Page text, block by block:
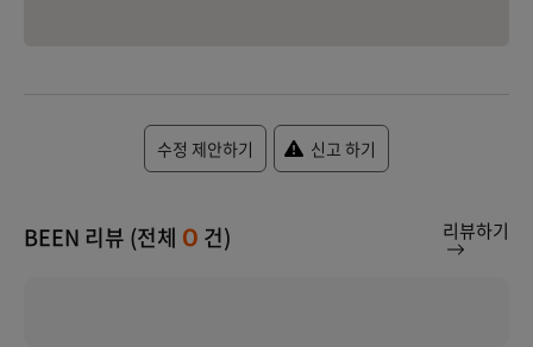
수정 제안하기 신고 하기
BEEN 리뷰 (전체 0 건) 리뷰하기